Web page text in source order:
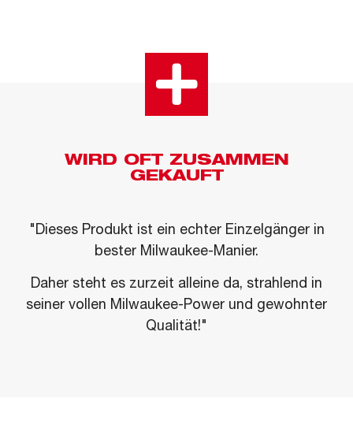
WIRD OFT ZUSAMMEN
GEKAUFT
"Dieses Produkt ist ein echter Einzelgänger in
bester Milwaukee-Manier.
Daher steht es zurzeit alleine da, strahlend in
seiner vollen Milwaukee-Power und gewohnter
Qualität!"